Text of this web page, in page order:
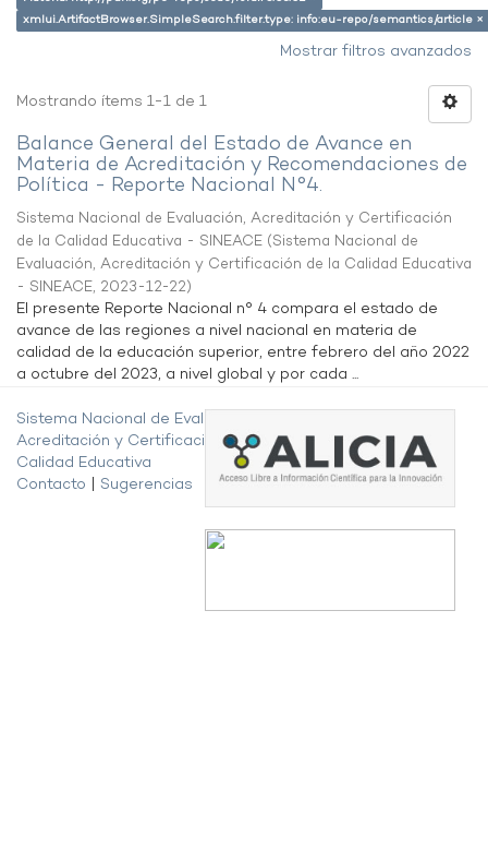
xmlui.ArtifactBrowser.SimpleSearch.filter.type: info:eu-repo/semantics/article ×
Mostrar filtros avanzados
Mostrando ítems 1-1 de 1
Balance General del Estado de Avance en
Materia de Acreditación y Recomendaciones de
Política - Reporte Nacional N°4.
Sistema Nacional de Evaluación, Acreditación y Certificación
de la Calidad Educativa - SINEACE (Sistema Nacional de
Evaluación, Acreditación y Certificación de la Calidad Educativa
- SINEACE, 2023-12-22)
El presente Reporte Nacional n° 4 compara el estado de
avance de las regiones a nivel nacional en materia de
calidad de la educación superior, entre febrero del año 2022
a octubre del 2023, a nivel global y por cada ...
Sistema Nacional de Evaluación,
Acreditación y Certificación de la
Calidad Educativa
Contacto
Sugerencias